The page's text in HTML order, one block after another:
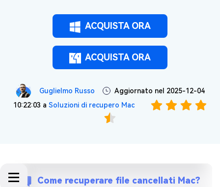
ACQUISTA ORA
ACQUISTA ORA
Guglielmo Russo
Aggiornato nel 2025-12-04
10:22:03 a Soluzioni di recupero Mac
Come recuperare file cancellati Mac?